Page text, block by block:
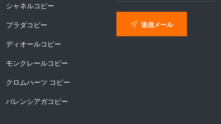
シャネルコピー
プラダコピー
ディオールコピー
モンクレールコピー
クロムハーツ コピー
バレンシアガコピー
送信メール